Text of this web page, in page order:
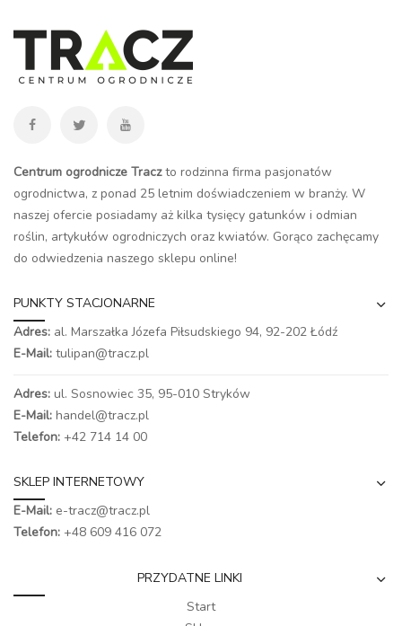
Centrum ogrodnicze Traczto rodzinna firma pasjonatów
ogrodnictwa, z ponad 25 letnim doświadczeniem w branży. W
naszej ofercie posiadamy aż kilka tysięcy gatunków i odmian
roślin, artykułów ogrodniczych oraz kwiatów. Gorąco zachęcamy
do odwiedzenia naszego sklepu online!
PUNKTY STACJONARNE
Adres: al. Marszałka Józefa Piłsudskiego 94, 92-202 Łódź
E-Mail: tulipan@tracz.pl
Adres: ul. Sosnowiec 35, 95-010 Stryków
E-Mail: handel@tracz.pl
Telefon: +42 714 14 00
SKLEP INTERNETOWY
E-Mail: e-tracz@tracz.pl
Telefon: +48 609 416 072
PRZYDATNE LINKI
Start